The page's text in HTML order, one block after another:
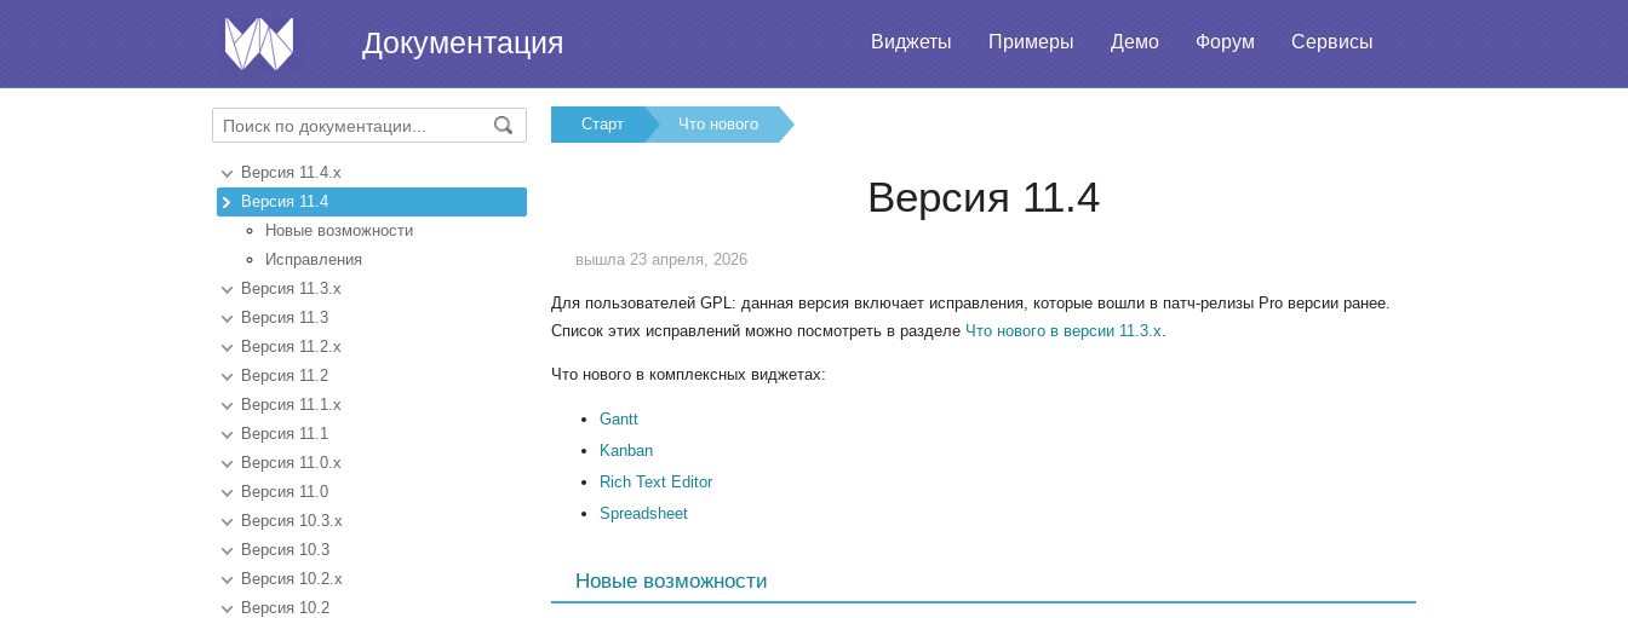
Виджеты Примеры Демо Форум Сервисы
Документация
Версия 11.4.x
Версия 11.4
Новые возможности
Исправления
Версия 11.3.x
Версия 11.3
Версия 11.2.x
Версия 11.2
Версия 11.1.x
Версия 11.1
Версия 11.0.x
Версия 11.0
Версия 10.3.x
Версия 10.3
Версия 10.2.x
Версия 10.2
Старт Что нового
Версия 11.4
вышла 23 апреля, 2026
Для пользователей GPL: данная версия включает исправления, которые вошли в патч-релизы Pro версии ранее.
Список этих исправлений можно посмотреть в разделе Что нового в версии 11.3.x.
Что нового в комплексных виджетах:
Gantt
Kanban
Rich Text Editor
Spreadsheet
Новые возможности